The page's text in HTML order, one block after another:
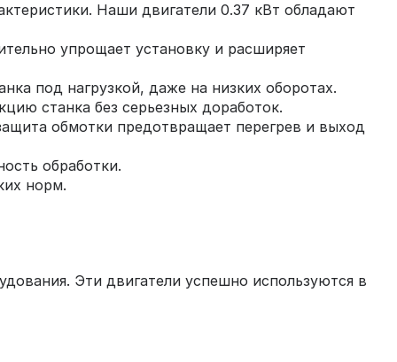
Наши двигатели 0.37 кВт обладают
упрощает установку и расширяет
под нагрузкой, даже на низких оборотах.
станка без серьезных доработок.
обмотки предотвращает перегрев и выход
обработки.
норм.
Эти двигатели успешно используются в